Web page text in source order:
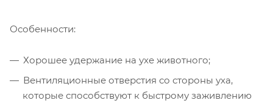
Особенности:
Хорошее удержание на ухе животного;
Вентиляционные отверстия со стороны уха,
которые способствуют к быстрому заживлению